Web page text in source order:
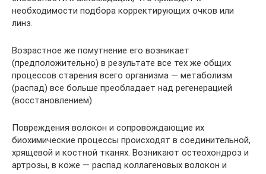
необходимости подбора корректирующих очков или
линз.
Возрастное же помутнение его возникает
(предположительно) в результате все тех же общих
процессов старения всего организма — метаболизм
(распад) все больше преобладает над регенерацией
(восстановлением).
Повреждения волокон и сопровождающие их
биохимические процессы происходят в соединительной,
хрящевой и костной тканях. Возникают остеохондроз и
артрозы, в коже — распад коллагеновых волокон и